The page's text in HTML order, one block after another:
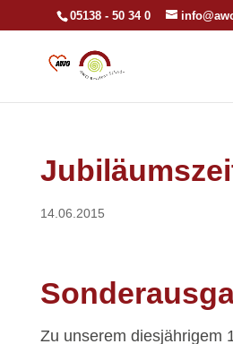
05138 - 50 34 0
14.06.2015
Zu unserem diesjährigem